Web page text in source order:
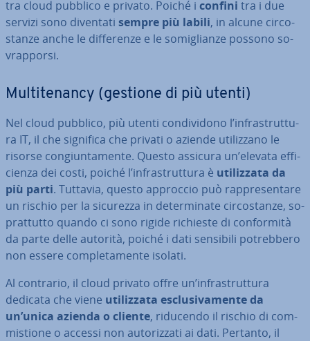
tra cloud pubblico e privato. Poiché i confini tra i due
servizi sono diventati sempre più labili, in alcune cir­co­
stan­ze anche le dif­fe­ren­ze e le so­mi­glian­ze possono so­
vrap­por­si.
Mul­ti­te­nan­cy (gestione di più utenti)
Nel cloud pubblico, più utenti con­di­vi­do­no l’in­fra­strut­tu­
ra IT, il che significa che privati o aziende uti­liz­za­no le
risorse con­giun­ta­men­te. Questo assicura un’elevata ef­fi­
cien­za dei costi, poiché l’in­fra­strut­tu­ra è uti­liz­za­ta da
più parti. Tuttavia, questo approccio può rap­pre­sen­ta­re
un rischio per la sicurezza in de­ter­mi­na­te cir­co­stan­ze, so­
prat­tut­to quando ci sono rigide richieste di con­for­mi­tà
da parte delle autorità, poiché i dati sensibili po­treb­be­ro
non essere com­ple­ta­men­te isolati.
Al contrario, il cloud privato offre un’in­fra­strut­tu­ra
dedicata che viene uti­liz­za­ta esclu­si­va­men­te da
un’unica azienda o cliente, riducendo il rischio di com­
mi­stio­ne o accessi non au­to­riz­za­ti ai dati. Pertanto, il